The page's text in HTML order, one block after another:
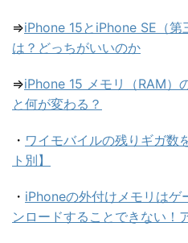
⇒iPhone 15とiPhone SE（第
は？どっちがいいのか
⇒iPhone 15 メモリ（RAM）
と何が変わる？
・ ワイモバイルの残りギガ数
ト別】
・ iPhoneの外付けメモリはゲ
ンロードすることできない！